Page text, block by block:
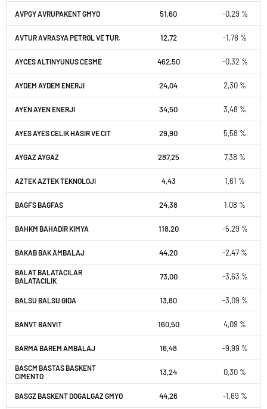
AVPGY AVRUPAKENT GMYO 51,60 -0,29 %
AVTUR AVRASYA PETROL VE TUR. 12,72 -1,78 %
AYCES ALTINYUNUS CESME 462,50 -0,32 %
AYDEM AYDEM ENERJI 24,04 2,30 %
AYEN AYEN ENERJI 34,50 3,48 %
AYES AYES CELIK HASIR VE CIT 29,90 5,58 %
AYGAZ AYGAZ 287,25 7,38 %
AZTEK AZTEK TEKNOLOJI 4,43 1,61 %
BAGFS BAGFAS 24,38 1,08 %
BAHKM BAHADIR KIMYA 118,20 -5,29 %
BAKAB BAK AMBALAJ 44,20 -2,47 %
BALAT BALATACILAR
BALATACILIK
73,00 -3,63 %
BALSU BALSU GIDA 13,80 -3,09 %
BANVT BANVIT 160,50 4,09 %
BARMA BAREM AMBALAJ 16,48 -9,99 %
BASCM BASTAS BASKENT
CIMENTO
13,24 0,30 %
BASGZ BASKENT DOGALGAZ GMYO 44,26 -1,69 %